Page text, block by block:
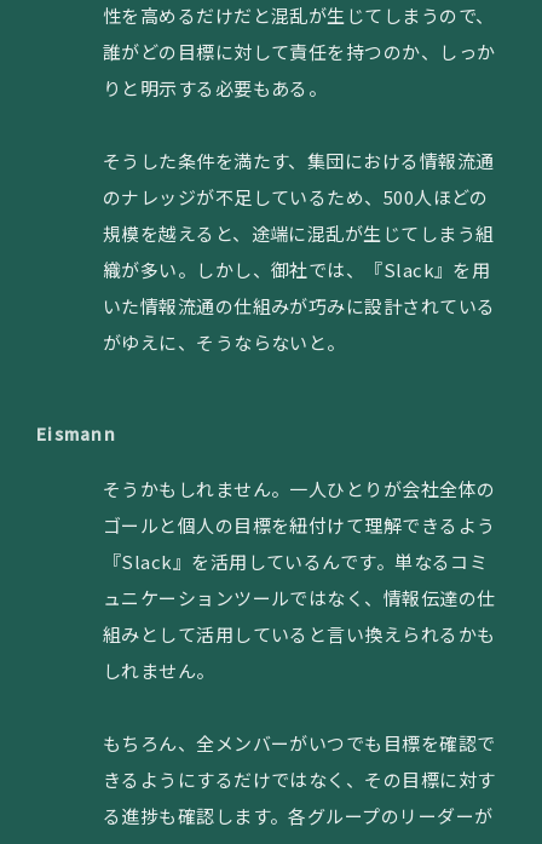
性を高めるだけだと混乱が生じてしまうので、
誰がどの目標に対して責任を持つのか、しっか
りと明示する必要もある。
そうした条件を満たす、集団における情報流通
のナレッジが不足しているため、500人ほどの
規模を越えると、途端に混乱が生じてしまう組
織が多い。しかし、御社では、『Slack』を用
いた情報流通の仕組みが巧みに設計されている
がゆえに、そうならないと。
Eismann
そうかもしれません。一人ひとりが会社全体の
ゴールと個人の目標を紐付けて理解できるよう
『Slack』を活用しているんです。単なるコミ
ュニケーションツールではなく、情報伝達の仕
組みとして活用していると言い換えられるかも
しれません。
もちろん、全メンバーがいつでも目標を確認で
きるようにするだけではなく、その目標に対す
る進捗も確認します。各グループのリーダーが